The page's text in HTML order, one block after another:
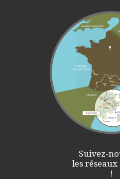
Suivez-
les
!